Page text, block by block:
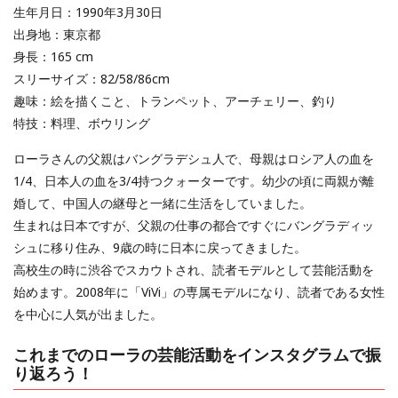
生年月日：1990年3月30日
出身地：東京都
身長：165 cm
スリーサイズ：82/58/86cm
趣味：絵を描くこと、トランペット、アーチェリー、釣り
特技：料理、ボウリング
ローラさんの父親はバングラデシュ人で、母親はロシア人の血を
1/4、日本人の血を3/4持つクォーターです。幼少の頃に両親が離
婚して、中国人の継母と一緒に生活をしていました。
生まれは日本ですが、父親の仕事の都合ですぐにバングラディッ
シュに移り住み、9歳の時に日本に戻ってきました。
高校生の時に渋谷でスカウトされ、読者モデルとして芸能活動を
始めます。2008年に「ViVi」の専属モデルになり、読者である女性
を中心に人気が出ました。
これまでのローラの芸能活動をインスタグラムで振
り返ろう！